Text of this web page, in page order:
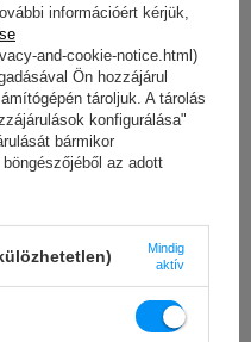
vagy máshová
felszerelést
számunkra, és ami a
edzés során. Függetlenül
legyen
vastagságú és
garantáljuk, hogy
edzéshez,
információért kérjük,
and-cookie-notice.html)
Ön hozzájárul
tároljuk. A tárolás
konfigurálása"
bármikor
az adott
Mindig
aktív